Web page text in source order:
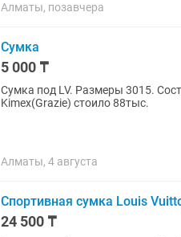
Алматы, позавчера
Сумка
5 000 ₸
Сумка под LV. Размеры 3015.
Kimex(Grazie) стоило 88тыс.
Алматы, 4 августа
Спортивная сумка Louis
24 500 ₸